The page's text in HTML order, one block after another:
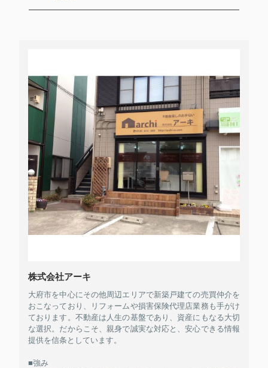
株式会社アーキ
大府市を中心にその他周辺エリアで新築戸建ての売買仲介を
おこなっており、リフォームや損害保険代理店業務も手がけ
ております。不動産は人生の基盤であり、資産にもなる大切
な選択。だからこそ、親身で誠実な対応と、安心できる情報
提供を信条としています。
■強み